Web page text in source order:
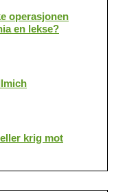
operasjonen
en lekse?
krig mot